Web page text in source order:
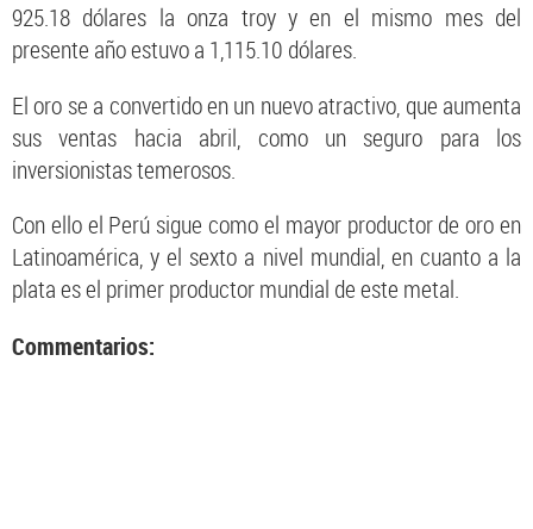
925.18 dólares la onza troy y en el mismo mes del
presente año estuvo a 1,115.10 dólares.
El oro se a convertido en un nuevo atractivo, que aumenta
sus ventas hacia abril, como un seguro para los
inversionistas temerosos.
Con ello el Perú sigue como el mayor productor de oro en
Latinoamérica, y el sexto a nivel mundial, en cuanto a la
plata es el primer productor mundial de este metal.
Commentarios: